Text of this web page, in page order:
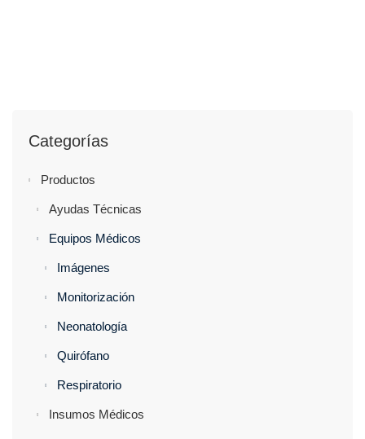
Categorías
Productos
Ayudas Técnicas
Equipos Médicos
Imágenes
Monitorización
Neonatología
Quirófano
Respiratorio
Insumos Médicos